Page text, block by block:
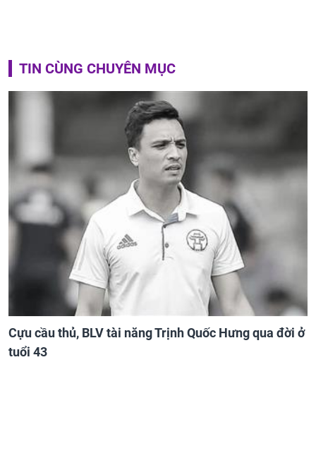
TIN CÙNG CHUYÊN MỤC
Cựu cầu thủ, BLV tài năng Trịnh Quốc Hưng qua đời ở
tuổi 43